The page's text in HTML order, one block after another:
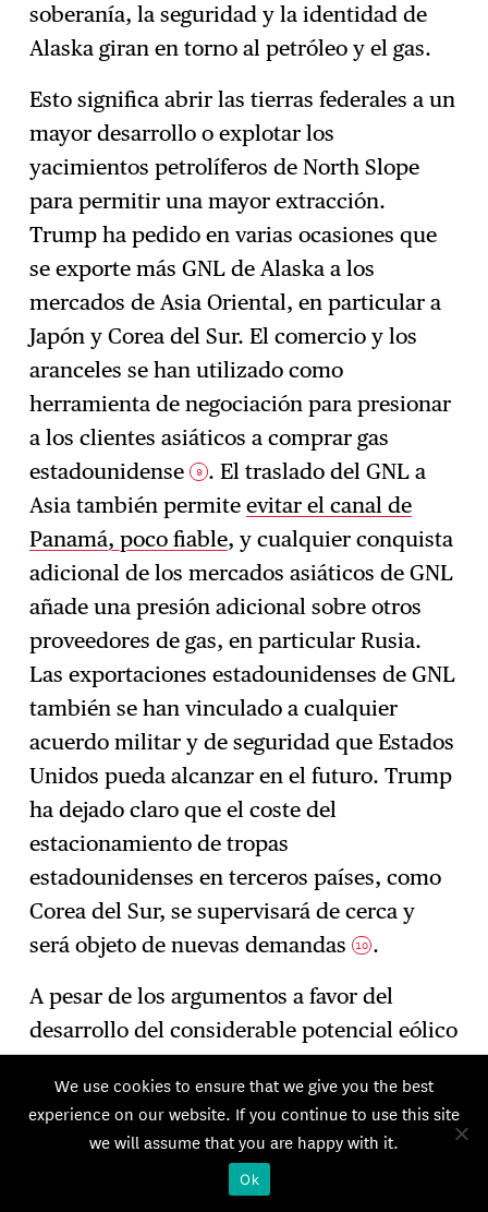
soberanía, la seguridad y la identidad de
Alaska giran en torno al petróleo y el gas.
Esto significa abrir las tierras federales a un
mayor desarrollo o explotar los
yacimientos petrolíferos de North Slope
para permitir una mayor extracción.
Trump ha pedido en varias ocasiones que
se exporte más GNL de Alaska a los
mercados de Asia Oriental, en particular a
Japón y Corea del Sur. El comercio y los
aranceles se han utilizado como
herramienta de negociación para presionar
a los clientes asiáticos a comprar gas
estadounidense 9 . El traslado del GNL a
Asia también permiteevitar el canal de
Panamá, poco fiable, y cualquier conquista
adicional de los mercados asiáticos de GNL
añade una presión adicional sobre otros
proveedores de gas, en particular Rusia.
Las exportaciones estadounidenses de GNL
también se han vinculado a cualquier
acuerdo militar y de seguridad que Estados
Unidos pueda alcanzar en el futuro. Trump
ha dejado claro que el coste del
estacionamiento de tropas
estadounidenses en terceros países, como
Corea del Sur, se supervisará de cerca y
será objeto de nuevas demandas10 .
A pesar de los argumentos a favor del
desarrollo del considerable potencial eólico
de Alaska, la tendencia es, una vez más,
claramente a favor de los hidrocarburos:
para Trump, garantizar la seguridad de
Estados Unidos y Alaska significa invertir
en ese potencial petrolero y gasístico.
We use cookies to ensure that we give you the best
experience on our website. If you continue to use this site
we will assume that you are happy with it.
Ok